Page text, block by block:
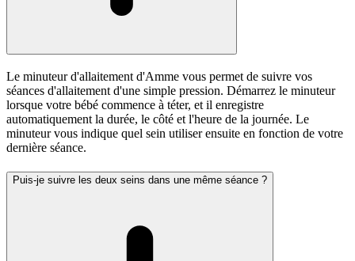
Le minuteur d'allaitement d'Amme vous permet de suivre vos
séances d'allaitement d'une simple pression. Démarrez le minuteur
lorsque votre bébé commence à téter, et il enregistre
automatiquement la durée, le côté et l'heure de la journée. Le
minuteur vous indique quel sein utiliser ensuite en fonction de votre
dernière séance.
Puis-je suivre les deux seins dans une même séance ?